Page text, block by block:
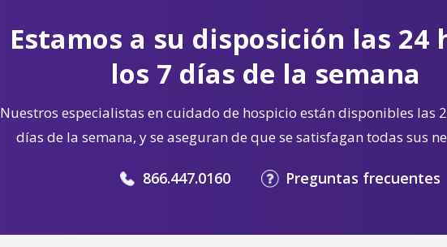
Estamos a su disposición las 24
los 7 días de la semana
Nuestros especialistas en cuidado de hospicio están disponibles las
días de la semana, y se aseguran de que se satisfagan todas sus
866.447.0160 Preguntas frecuentes